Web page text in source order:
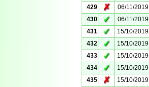
429 ✗ 06/11/2019
430
✓ 06/11/2019
431
✓ 15/10/2019
432
✓ 15/10/2019
433
✓ 15/10/2019
434
✓ 15/10/2019
435
✗ 15/10/2019